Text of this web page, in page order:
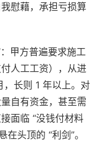
慰藉，承担亏损算
甲方普遍要求施工
人工工资），从进
长则 1 年以上。对
自有资金，甚至需
面临 “没钱付材料
头顶的 “利剑”。